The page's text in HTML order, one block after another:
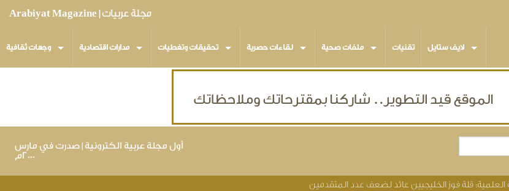
مجلة عربيات | Arabiyat Magazine
وجهات ثقافية مدارات اقتصادية تحقيقات وتغطيات لقاءات حصرية ملفات صحية تقنيات لايف ستايل
أول مجلة عربية الكترونية | صدرت في مارس
٢٠٠٠م
قلة فوز الخليجيين عائد لضعف عدد المتقدمين